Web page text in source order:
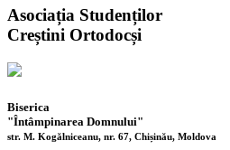
Asociația Studenților
Creștini Ortodocși
Biserica
"Întâmpinarea Domnului"
str. M. Kogălniceanu, nr. 67, Chișinău, Moldova